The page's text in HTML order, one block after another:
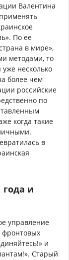
Валентина
По ее
в мире»,
методами, то
несколько
более чем
российские
по
когда такие
в
года и
управление
фронтовых
и
Старый